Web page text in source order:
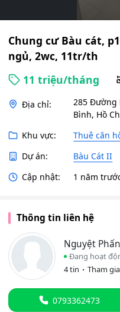
Chung cư Bàu cát,
ngủ, 2wc, 11tr/th
11 triệu/tháng
Địa chỉ:
285 Đường
Bình, Hồ
Khu vực:
Thuê căn
Dự án:
Bàu Cát II
Cập nhật:
1 năm
Thông tin liên hệ
Nguyệt Phấn
Đang hoạt
4 tin
Tham
0793362473